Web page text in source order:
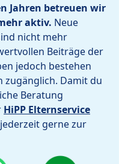
Jahren betreuen wir
aktiv. Neue
nicht mehr
Beiträge der
jedoch bestehen
Damit du
Beratung
HiPP Elternservice
gerne zur